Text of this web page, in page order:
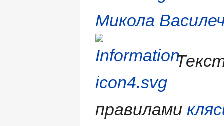
Микола
правилами